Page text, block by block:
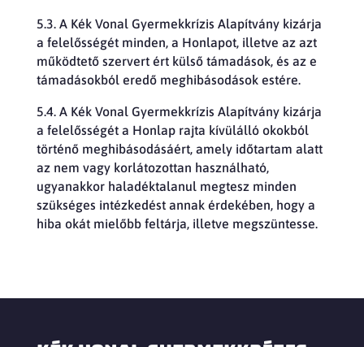
5.3. A Kék Vonal Gyermekkrízis Alapítvány kizárja
a felelősségét minden, a Honlapot, illetve az azt
működtető szervert ért külső támadások, és az e
támadásokból eredő meghibásodások estére.
5.4. A Kék Vonal Gyermekkrízis Alapítvány kizárja
a felelősségét a Honlap rajta kívülálló okokból
történő meghibásodásáért, amely időtartam alatt
az nem vagy korlátozottan használható,
ugyanakkor haladéktalanul megtesz minden
szükséges intézkedést annak érdekében, hogy a
hiba okát mielőbb feltárja, illetve megszüntesse.